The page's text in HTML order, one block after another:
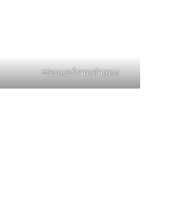
ซ่อมแอร์รามคำแหง